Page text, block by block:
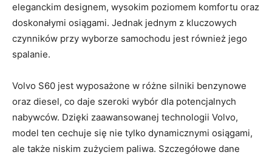
eleganckim designem, wysokim poziomem⁤ komfortu​ oraz‌
doskonałymi osiągami. Jednak ​jednym​ z kluczowych
czynników⁣ przy wyborze⁣ samochodu jest również jego
‍spalanie.
Volvo S60⁤ jest wyposażone⁤ w różne silniki benzynowe
⁤oraz ⁤diesel,⁤ co daje szeroki wybór dla‌ potencjalnych⁢
nabywców. Dzięki zaawansowanej technologii ​Volvo,
model ten cechuje się nie tylko dynamicznymi osiągami,
ale także niskim zużyciem paliwa. Szczegółowe ⁣dane